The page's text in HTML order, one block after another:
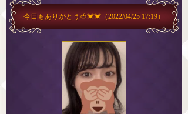
今日もありがとう🍅💓💓 （2022/04/25 17:19）